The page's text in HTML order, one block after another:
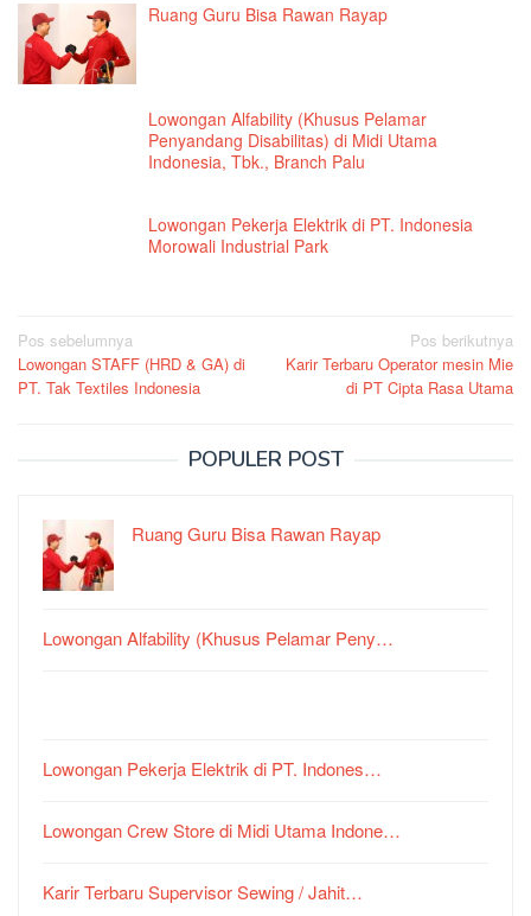
Ruang Guru Bisa Rawan Rayap
Lowongan Alfability (Khusus Pelamar
Penyandang Disabilitas) di Midi Utama
Indonesia, Tbk., Branch Palu
Lowongan Pekerja Elektrik di PT. Indonesia
Morowali Industrial Park
Navigasi
pos
Pos sebelumnya
Lowongan STAFF (HRD & GA) di
PT. Tak Textiles Indonesia
Pos berikutnya
Karir Terbaru Operator mesin Mie
di PT Cipta Rasa Utama
POPULER POST
Ruang Guru Bisa Rawan Rayap
Lowongan Alfability (Khusus Pelamar Peny…
Lowongan Pekerja Elektrik di PT. Indones…
Lowongan Crew Store di Midi Utama Indone…
Karir Terbaru Supervisor Sewing / Jahit…